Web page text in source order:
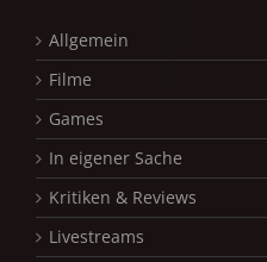
Allgemein
Filme
Games
In eigener Sache
Kritiken & Reviews
Livestreams